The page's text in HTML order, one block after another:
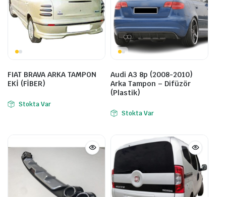
FIAT BRAVA ARKA TAMPON
EKİ (FİBER)
Stokta Var
Audi A3 8p (2008-2010)
Arka Tampon – Difüzör
(Plastik)
Stokta Var